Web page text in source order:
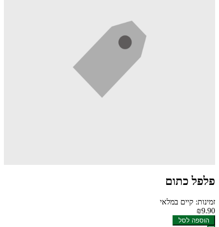
פלפל כתום
זמינות: קיים במלאי
₪9.90
הוספה לסל